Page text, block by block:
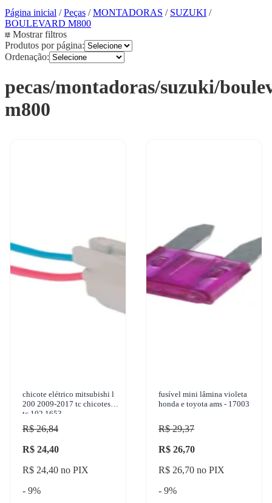
Página inicial /Peças /MONTADORAS / SUZUKI /
BOULEVARD M800
Mostrar filtros
Produtos por página:
Ordenação:
pecas/montadoras/suzuki/
m800
chicote elétrico mitsubishi l
200 2009-2017 tc chicotes -
tc 102.1653
R$ 26,84
R$ 24,40
R$ 24,40 no PIX
- 9%
fusível mini lâmina violeta
honda e toyota ams - 17003
R$ 29,37
R$ 26,70
R$ 26,70 no PIX
- 9%